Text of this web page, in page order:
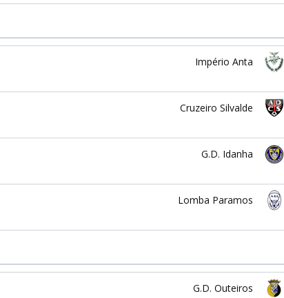
Império Anta
Cruzeiro Silvalde
G.D. Idanha
Lomba Paramos
G.D. Outeiros